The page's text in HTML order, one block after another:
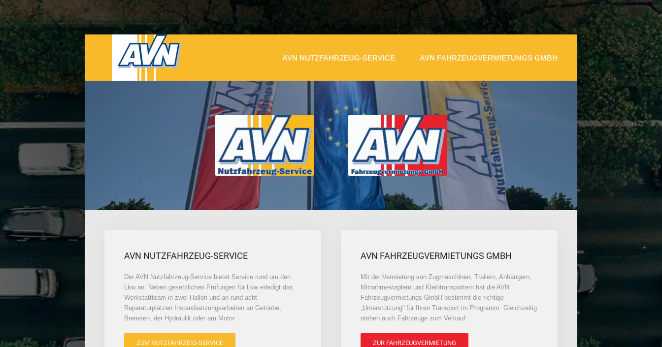
AVN NUTZFAHRZEUG-SERVICE AVN FAHRZEUGVERMIETUNGS GMBH
AVN NUTZFAHRZEUG-SERVICE
Der AVN Nutzfahrzeug-Service bietet Service rund um den
Lkw an. Neben gesetzlichen Prüfungen für Lkw erledigt das
Werkstattteam in zwei Hallen und an rund acht
Reparaturplätzen Instandsetzungsarbeiten an Getriebe,
Bremsen, der Hydraulik oder am Motor.
ZUM NUTZFAHRZEIG-SERVICE
AVN FAHRZEUGVERMIETUNGS GMBH
Mit der Vermietung von Zugmaschinen, Trailern, Anhängern,
Mitnahmestaplern und Kleintransportern hat die AVN
Fahrzeugvermietungs GmbH bestimmt die richtige
„Unterstützung“ für Ihren Transport im Programm. Gleichzeitig
stehen auch Fahrzeuge zum Verkauf.
ZUR FAHRZEUGVERMIETUNG